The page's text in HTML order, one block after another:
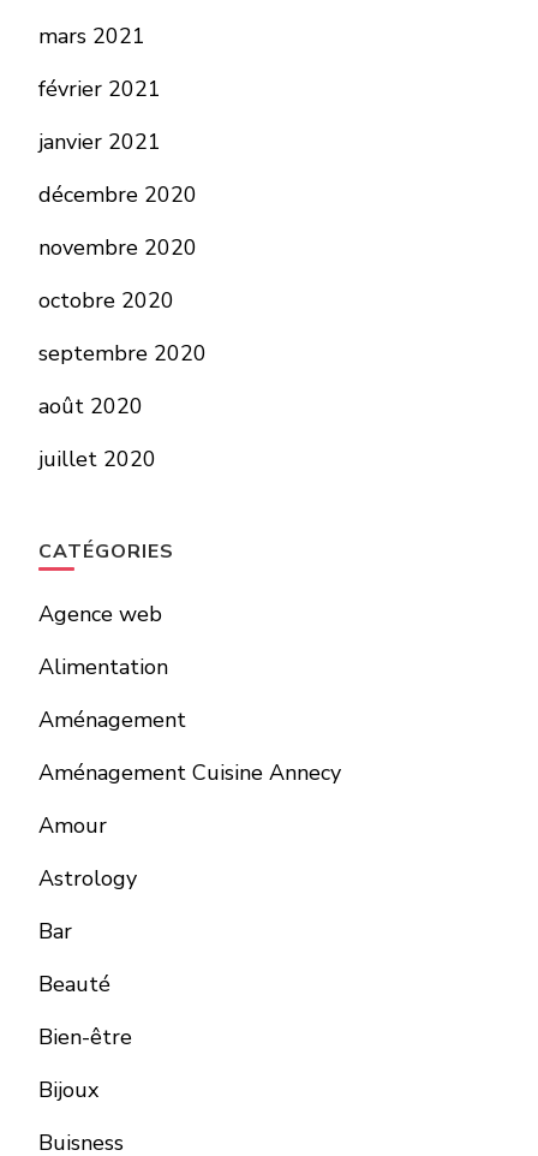
mars 2021
février 2021
janvier 2021
décembre 2020
novembre 2020
octobre 2020
septembre 2020
août 2020
juillet 2020
CATÉGORIES
Agence web
Alimentation
Aménagement
Aménagement Cuisine Annecy
Amour
Astrology
Bar
Beauté
Bien-être
Bijoux
Buisness